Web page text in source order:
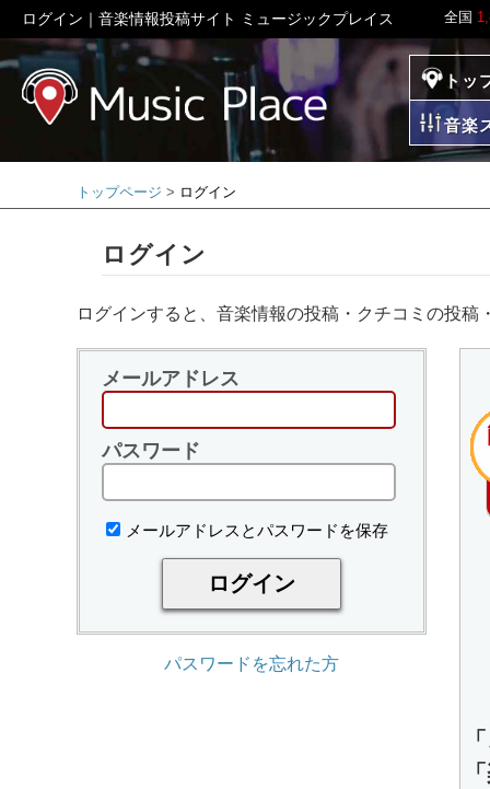
全国
ログイン｜音楽情報投稿サイト ミュージックプレイス
ミュージックプレイ
トッ
音楽
トップページ ログイン
ログイン
ログインすると、音楽情報の投稿・クチコミの投
メールアドレス
パスワード
メールアドレスとパスワードを保存
パスワードを忘れた方